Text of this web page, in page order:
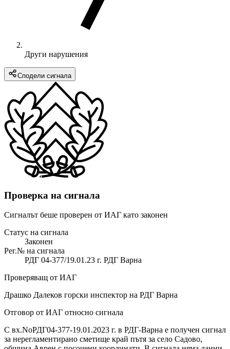
Други нарушения
Сподели сигнала
Проверка на сигнала
Сигналът беше проверен от ИАГ като законен
Статус на сигнала
Законен
Рег.№ на сигнала
РДГ 04-377/19.01.23 г. РДГ Варна
Проверяващ от ИАГ
Драшко Далеков горски инспектор на РДГ Варна
Отговор от ИАГ относно сигнала
С вх.NoРДГ04-377-19.01.2023 г. в РДГ-Варна е получен сигнал
за нерегламентирано сметище край пътя за село Садово,